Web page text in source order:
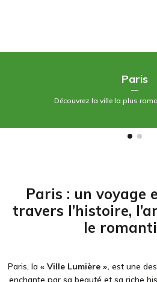
Paris
—
Découvrez la ville la plus
Paris : un voyage
travers l’histoire,
le
Paris, la « Ville Lumière », est une
enchante par sa beauté et sa riche